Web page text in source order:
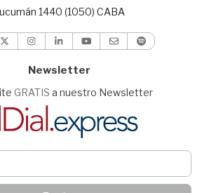
1440 (1050) CABA
Newsletter
GRATIS a nuestro Newsletter